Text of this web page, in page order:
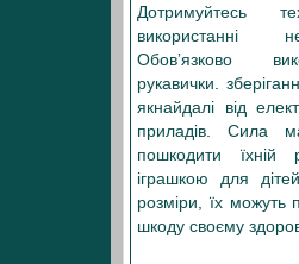
Дотримуйтесь
використанні
Обов’язково
рукавички.
якнайдалі від
приладів. Сила
пошкодити
іграшкою для
розміри, їх можуть
шкоду своєму